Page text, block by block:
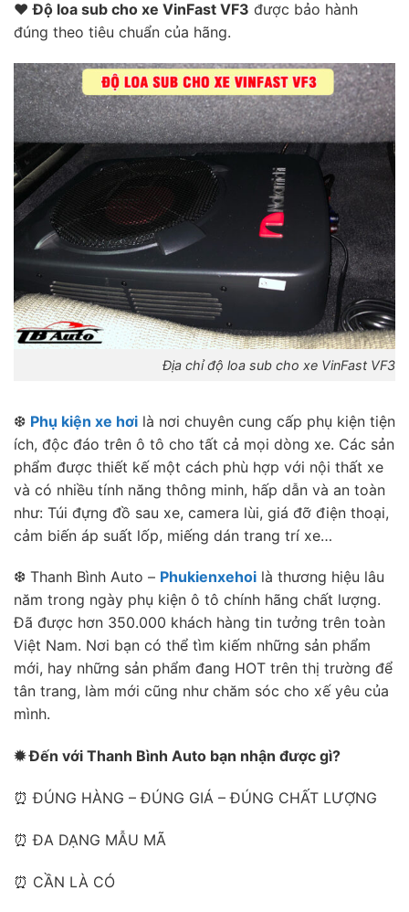
❤Độ loa sub cho xe VinFast VF3 được bảo hành
đúng theo tiêu chuẩn của hãng.
Địa chỉ độ loa sub cho xe VinFast VF3
❆ Phụ kiện xe hơi là nơi chuyên cung cấp phụ kiện tiện
ích, độc đáo trên ô tô cho tất cả mọi dòng xe. Các sản
phẩm được thiết kế một cách phù hợp với nội thất xe
và có nhiều tính năng thông minh, hấp dẫn và an toàn
như: Túi đựng đồ sau xe, camera lùi, giá đỡ điện thoại,
cảm biến áp suất lốp, miếng dán trang trí xe…
❆ Thanh Bình Auto – Phukienxehoi là thương hiệu lâu
năm trong ngày phụ kiện ô tô chính hãng chất lượng.
Đã được hơn 350.000 khách hàng tin tưởng trên toàn
Việt Nam. Nơi bạn có thể tìm kiếm những sản phẩm
mới, hay những sản phẩm đang HOT trên thị trường để
tân trang, làm mới cũng như chăm sóc cho xế yêu của
mình.
✹ Đến với Thanh Bình Auto bạn nhận được gì?
⏰ ĐÚNG HÀNG – ĐÚNG GIÁ – ĐÚNG CHẤT LƯỢNG
⏰ ĐA DẠNG MẪU MÃ
⏰ CẦN LÀ CÓ